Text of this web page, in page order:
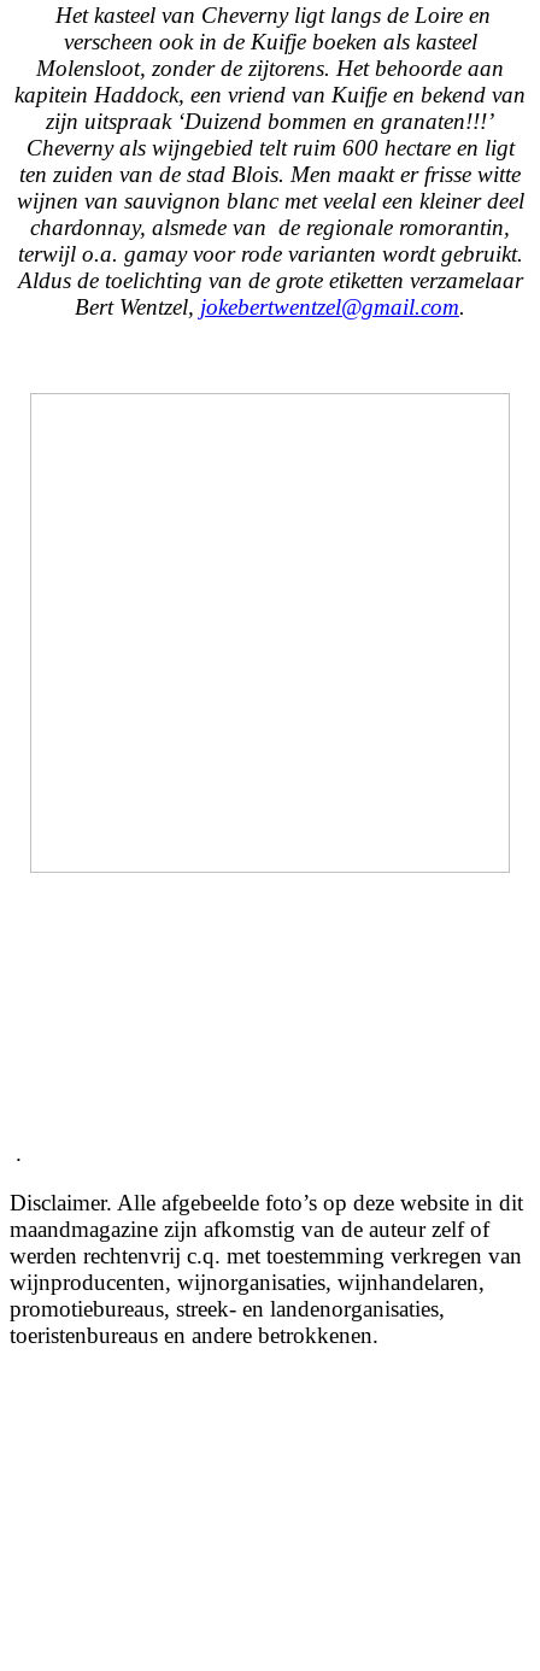
Het kasteel van Cheverny ligt langs de Loire en
verscheen ook in de Kuifje boeken als kasteel
Molensloot, zonder de zijtorens. Het behoorde aan
kapitein Haddock, een vriend van Kuifje en bekend van
zijn uitspraak ‘Duizend bommen en granaten!!!’
Cheverny als wijngebied telt ruim 600 hectare en ligt
ten zuiden van de stad Blois. Men maakt er frisse witte
wijnen van sauvignon blanc met veelal een kleiner deel
chardonnay, alsmede van de regionale romorantin,
terwijl o.a. gamay voor rode varianten wordt gebruikt.
Aldus de toelichting van de grote etiketten verzamelaar
Bert Wentzel, jokebertwentzel@gmail.com.
.
Disclaimer. Alle afgebeelde foto’s op deze website in dit
maandmagazine zijn afkomstig van de auteur zelf of
werden rechtenvrij c.q. met toestemming verkregen van
wijnproducenten, wijnorganisaties, wijnhandelaren,
promotiebureaus, streek- en landenorganisaties,
toeristenbureaus en andere betrokkenen.